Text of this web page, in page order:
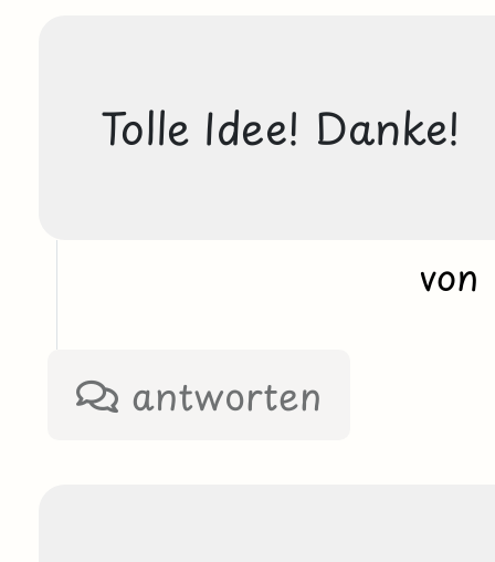
Tolle Idee! Danke!
antworten